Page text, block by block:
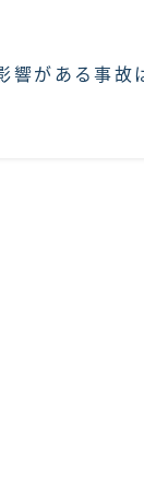
がある事